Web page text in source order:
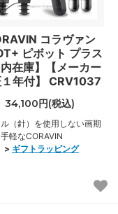
コラヴァン
ピボット プラス
内在庫】【メーカー
年付】 CRV1037
34,100円(税込)
（針）を使用しない画期
軽なCORAVIN
> ギフトラッピング